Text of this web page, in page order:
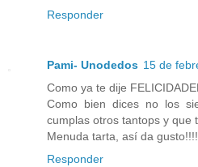
Responder
Pami- Unodedos 15 de
Como ya te dije
Como bien dices no los
cumplas otros tantops y que
Menuda tarta, así da gusto!!!!
Responder